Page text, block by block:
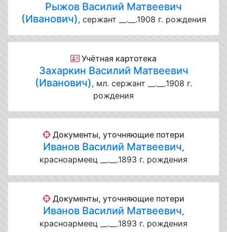
Рыжов Василий Матвеевич
(Иванович), сержант __.__.1908 г. рождения
Учётная картотека
Захаркин Василий Матвеевич
(Иванович), мл. сержант __.__.1908 г.
рождения
Документы, уточняющие потери
Иванов Василий Матвеевич,
красноармеец __.__.1893 г. рождения
Документы, уточняющие потери
Иванов Василий Матвеевич,
красноармеец __.__.1893 г. рождения